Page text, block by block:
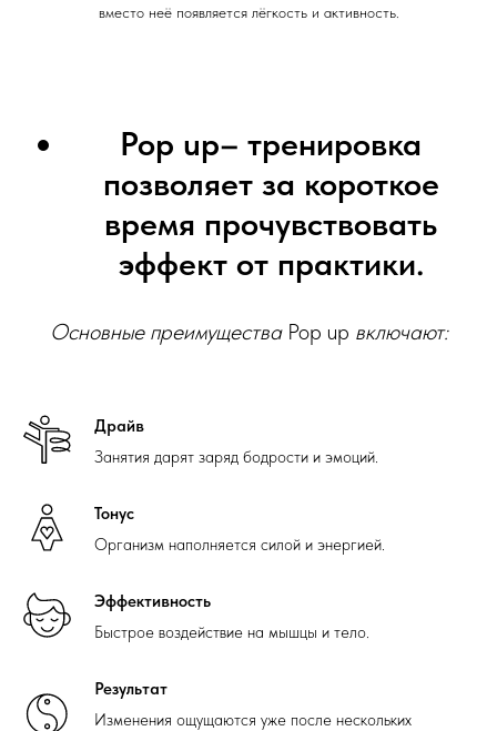
вместо неё появляется лёгкость и активность.
Pop up– тренировка
позволяет за короткое
время прочувствовать
эффект от практики.
Основные преимущества Pop up включают:
Драйв
Занятия дарят заряд бодрости и эмоций.
Тонус
Организм наполняется силой и энергией.
Эффективность
Быстрое воздействие на мышцы и тело.
Результат
Изменения ощущаются уже после нескольких